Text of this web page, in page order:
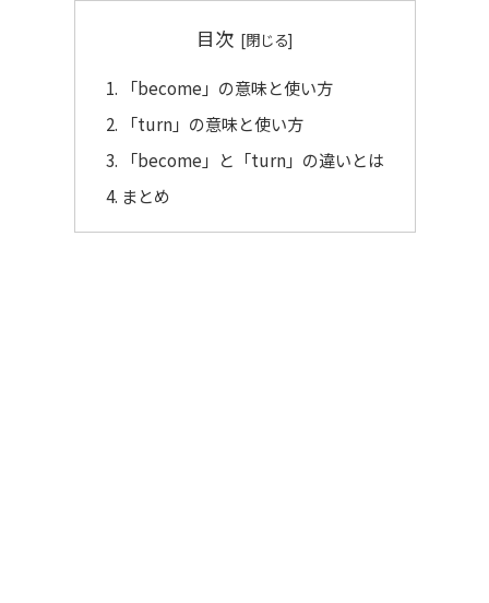
目次
「become」の意味と使い方
「turn」の意味と使い方
「become」と「turn」の違いとは
まとめ